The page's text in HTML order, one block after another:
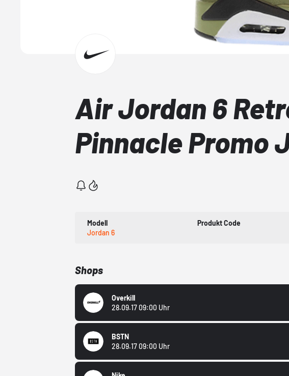
Air Jordan 6
Pinnacle Promo
Modell
Jordan 6
Produkt Code
Shops
Overkill
28.09.17 09:00 Uhr
BSTN
28.09.17 09:00 Uhr